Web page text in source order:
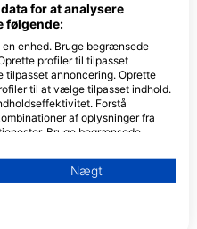
Jl. Soekarno Hatta
Kampung Ujung
Lingkungan 1,
Labuan Bajo-
- Indonesien
Operational
office/
Reserve, 86754
Manggarai Barat,
Indonesien
Jl. Soekarno Hatta ,
Labuan Bajo, 86554
for at analysere
følgende:
enhed. Bruge begrænsede
profiler til tilpasset
annoncering. Oprette
til at vælge tilpasset indhold.
Forstå
af oplysninger fra
Bruge begrænsede
af data kan findes her:
USA.
for denne hjemmeside/app.
Nægt